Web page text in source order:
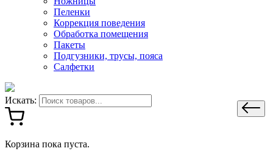
Пеленки
Коррекция поведения
Обработка помещения
Пакеты
Подгузники, трусы, пояса
Салфетки
Искать:
Корзина пока пуста.